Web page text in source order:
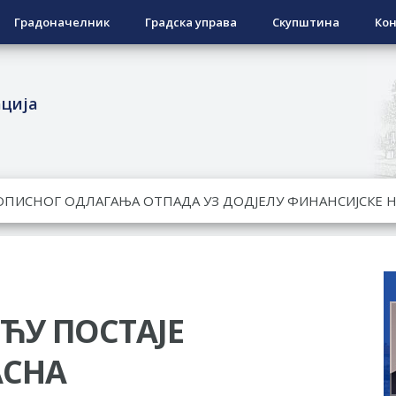
Градоначелник Градска управа Скупштина
СРЕДСТАВА ЗА СУФИНАНСИРАЊЕ КУПОВИНЕ
2026. ГОДИНУ
КОЈИ СУ ОСТВАРИЛИ ПРАВО НА ГРАДСКИ
ДВОРИШТЕ ИНДИВИДУАЛНИХ ДОМАЋИНСТАВА,
ЗАЈЕДНИЦАМА НА ТЕРИТОРИЈИ ГРАДА БИЈЕЉИНА
ПОСТАЈЕ